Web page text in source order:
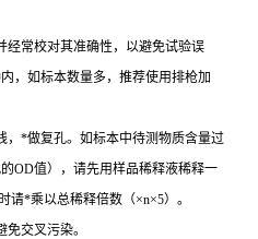
经常校对其准确性，以避免试验误
，如标本数量多，推荐使用排枪加
*做复孔。如标本中待测物质含量过
OD值），请先用样品稀释液稀释一
请*乘以总稀释倍数（×n×5）。
交叉污染。